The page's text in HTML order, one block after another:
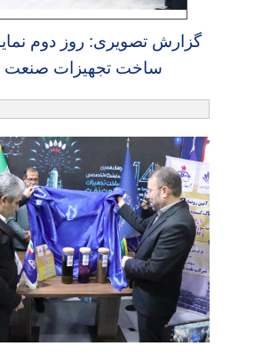
گزارش تصویری: روز دوم
ساخت تجهیزات صنعت